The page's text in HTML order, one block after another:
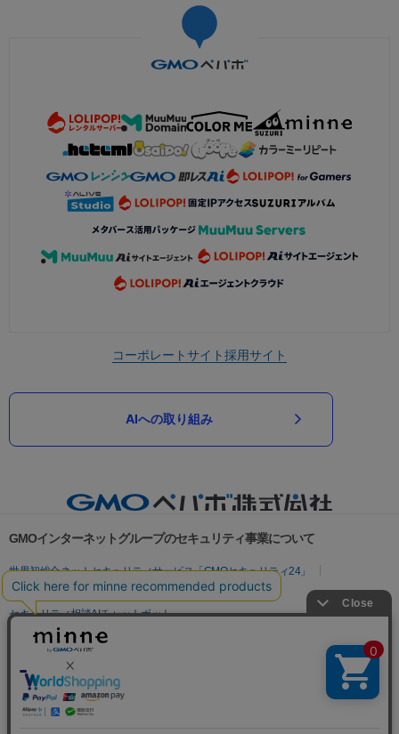
コーポレートサイト採用サイト
AIへの取り組み
GMOインターネットグループのセキュリティ事業について
世界初総合ネットセキュリティサービス「GMOセキュリティ24」
パスワード漏洩診断
Webサイトリスク診断
セキュリティ相談AIチャットボット
実在証明・盗聴対策
サイバー攻撃対策（GMO Flatt Security）
セキュリティ事業の軌跡